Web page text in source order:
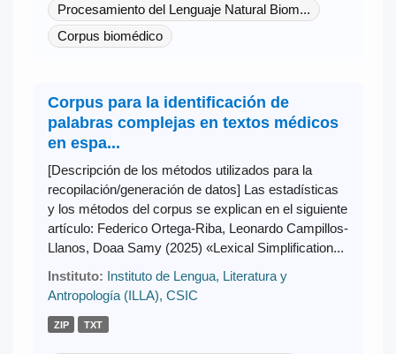
Procesamiento del Lenguaje Natural Biom...
Corpus biomédico
Corpus para la identificación de
palabras complejas en textos médicos
en espa...
[Descripción de los métodos utilizados para la
recopilación/generación de datos] Las estadísticas
y los métodos del corpus se explican en el siguiente
artículo: Federico Ortega-Riba, Leonardo Campillos-
Llanos, Doaa Samy (2025) «Lexical Simplification...
Instituto: Instituto de Lengua, Literatura y
Antropología (ILLA), CSIC
ZIP TXT